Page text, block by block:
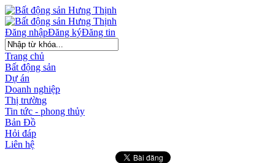
Đăng ký
Đăng nhập Đăng tin
Trang chủ
Bất động sản
Dự án
Doanh nghiệp
Thị trường
Tin tức - phong thủy
Bản Đồ
Hỏi đáp
Liên hệ